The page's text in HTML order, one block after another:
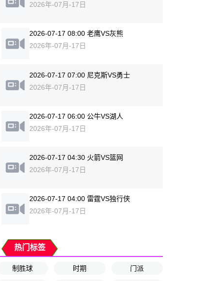
2026年-07月-17日
2026-07-17 08:00 老鹰VS灰熊
2026年-07月-17日
2026-07-17 07:00 尼克斯VS勇士
2026年-07月-17日
2026-07-17 06:00 公牛VS湖人
2026年-07月-17日
2026-07-17 04:30 火箭VS篮网
2026年-07月-17日
2026-07-17 04:00 雷霆VS独行侠
2026年-07月-17日
热门标签
制胜球 时期 门派